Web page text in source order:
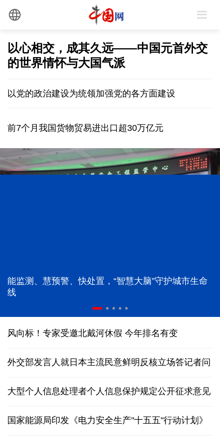
以心相交，成其久远——中国元首外交
的世界情怀与大国气派
以党的政治建设为统领加强党的各方面建设
前7个月我国货物贸易进出口超30万亿元
能监测、慧预警、快处置，“智慧大脑”守护城市生命
线
风向标！专家受邀北戴河休假 今年排名有变
外交部发言人就日本主流民意鲜明反核立场答记者问
大型个人信息处理者个人信息保护规定公开征求意见
国家能源局印发《电力安全生产"十五五"行动计划》